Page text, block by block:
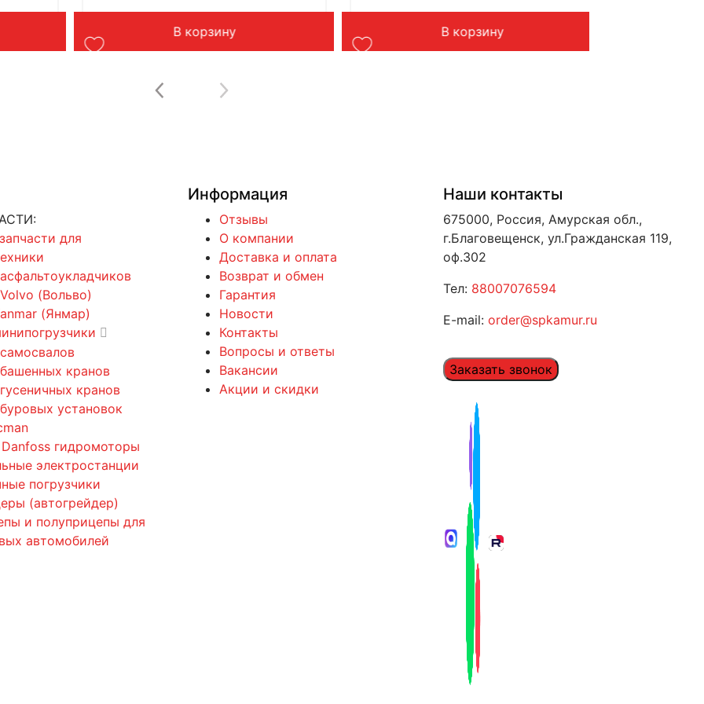
В корзину В корзину
для
(Вольво)
(Янмар)
кранов
кранов
установок
Danfoss гидромоторы
электростанции
погрузчики
(автогрейдер)
и полуприцепы для
автомобилей
Информация
Отзывы
О компании
Доставка и оплата
Возврат и обмен
Гарантия
Новости
Контакты
Вопросы и ответы
Вакансии
Акции и скидки
Наши контакты
675000, Россия, Амурская обл.,
г.Благовещенск, ул.Гражданская 119,
оф.302
Тел: 88007076594
E-mail: order@spkamur.ru
Заказать звонок